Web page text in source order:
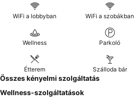
WiFi a lobbyban WiFi a szobákban
Wellness Parkoló
Étterem Szálloda bár
Összes kényelmi szolgáltatás
Wellness-szolgáltatások